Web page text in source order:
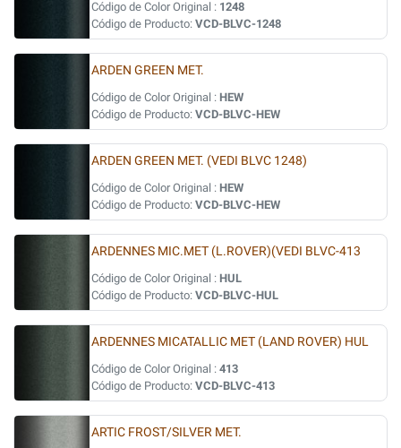
Código de Color Original : 1248
Código de Producto: VCD-BLVC-1248
ARDEN GREEN MET.
Código de Color Original : HEW
Código de Producto: VCD-BLVC-HEW
ARDEN GREEN MET. (VEDI BLVC 1248)
Código de Color Original : HEW
Código de Producto: VCD-BLVC-HEW
ARDENNES MIC.MET (L.ROVER)(VEDI BLVC-413
Código de Color Original : HUL
Código de Producto: VCD-BLVC-HUL
ARDENNES MICATALLIC MET (LAND ROVER) HUL
Código de Color Original : 413
Código de Producto: VCD-BLVC-413
ARTIC FROST/SILVER MET.